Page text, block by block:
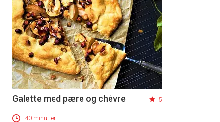
Galette med pære og chèvre 5
40 minutter